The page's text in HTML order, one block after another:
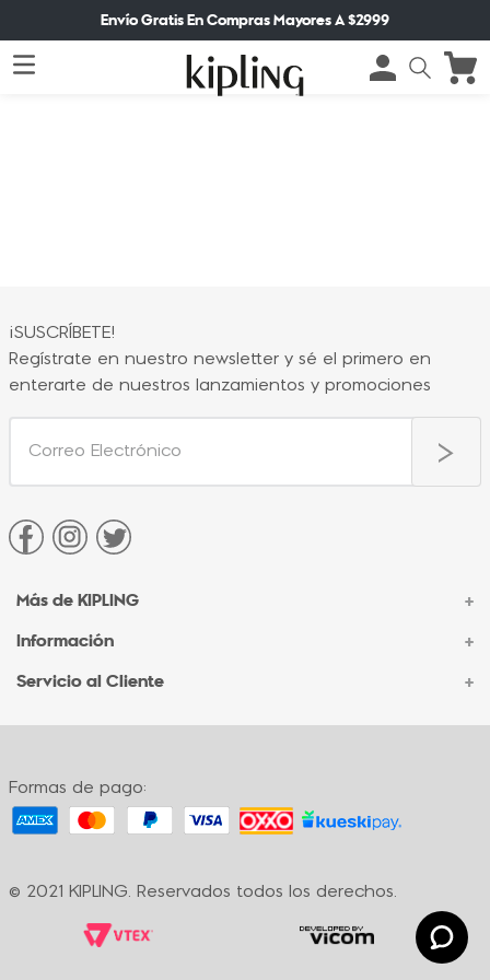
Envío Gratis En Compras Mayores A $2999
¡SUSCRÍBETE!
Regístrate en nuestro newsletter y sé el primero en
enterarte de nuestros lanzamientos y promociones
Más de KIPLING +
Acerca de Kipling
Sucursales
Información +
Contacto Corporativo
Formas de pago
Servicio al Cliente +
Contacto
Políticas de cambio
Términos y condiciones
Formas de pago:
© 2021 KIPLING. Reservados todos los derechos.